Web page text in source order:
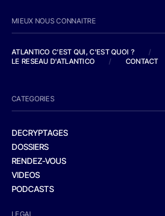
MIEUX NOUS CONNAITRE
ATLANTICO C'EST QUI, C'EST QUOI ?
/
LE RESEAU D'ATLANTICO
/ CONTACT
CATEGORIES
DECRYPTAGES
DOSSIERS
RENDEZ-VOUS
VIDEOS
PODCASTS
LEGAL